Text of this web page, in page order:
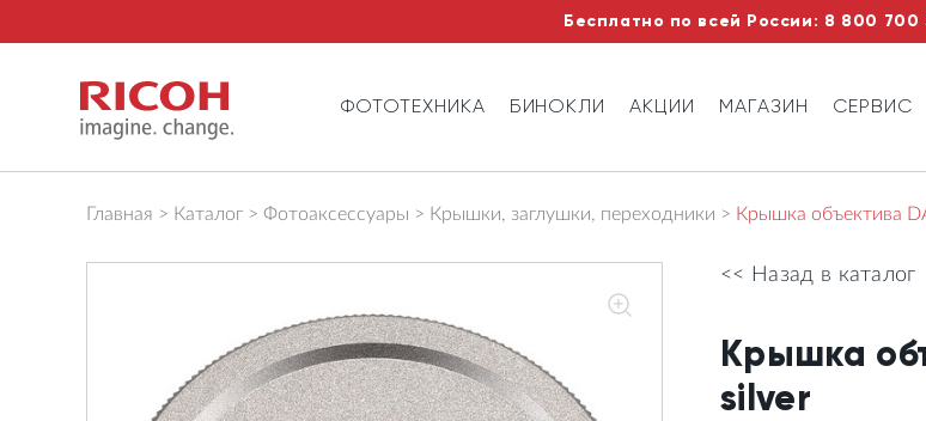
Бесплатно по всей России: 8 800 700
ФОТОТЕХНИКА БИНОКЛИ АКЦИИ МАГАЗИН СЕРВИС
Главная Каталог Фотоаксессуары Крышки, заглушки, переходники Крышка объектива
<< Назад в каталог
Крышка
silver